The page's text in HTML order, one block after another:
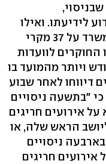
לידיעתו. ואילו
מבדיקת דיווחים של בתי חולים למשרד על 37 מקרי
לוועדות
ויותר מהמועד בו
הפטירה, וב-15 מקרים דיווחו לאחר שבוע
"בתשעה ניסויים
אירועים חריגים
הראש שלה, או
ניסויים
אירועים חריגים